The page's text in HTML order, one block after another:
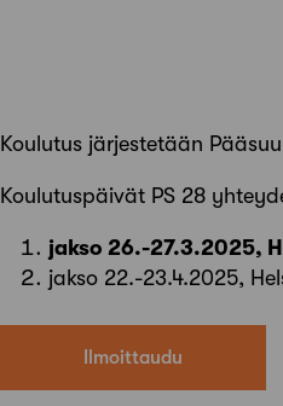
Koulutus järjestetään
Koulutuspäivät PS 28
jakso 26.-27.3.2025,
jakso 22.-23.4.2025,
Ilmoittaudu